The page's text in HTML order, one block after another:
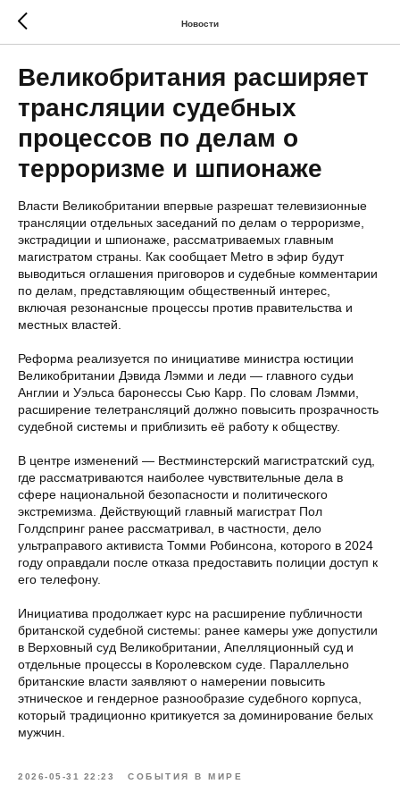
Новости
Великобритания расширяет
трансляции судебных
процессов по делам о
терроризме и шпионаже
Власти Великобритании впервые разрешат телевизионные
трансляции отдельных заседаний по делам о терроризме,
экстрадиции и шпионаже, рассматриваемых главным
магистратом страны. Как сообщает Metro в эфир будут
выводиться оглашения приговоров и судебные комментарии
по делам, представляющим общественный интерес,
включая резонансные процессы против правительства и
местных властей.
Реформа реализуется по инициативе министра юстиции
Великобритании Дэвида Лэмми и леди — главного судьи
Англии и Уэльса баронессы Сью Карр. По словам Лэмми,
расширение телетрансляций должно повысить прозрачность
судебной системы и приблизить её работу к обществу.
В центре изменений — Вестминстерский магистратский суд,
где рассматриваются наиболее чувствительные дела в
сфере национальной безопасности и политического
экстремизма. Действующий главный магистрат Пол
Голдспринг ранее рассматривал, в частности, дело
ультраправого активиста Томми Робинсона, которого в 2024
году оправдали после отказа предоставить полиции доступ к
его телефону.
Инициатива продолжает курс на расширение публичности
британской судебной системы: ранее камеры уже допустили
в Верховный суд Великобритании, Апелляционный суд и
отдельные процессы в Королевском суде. Параллельно
британские власти заявляют о намерении повысить
этническое и гендерное разнообразие судебного корпуса,
который традиционно критикуется за доминирование белых
мужчин.
2026-05-31 22:23 СОБЫТИЯ В МИРЕ